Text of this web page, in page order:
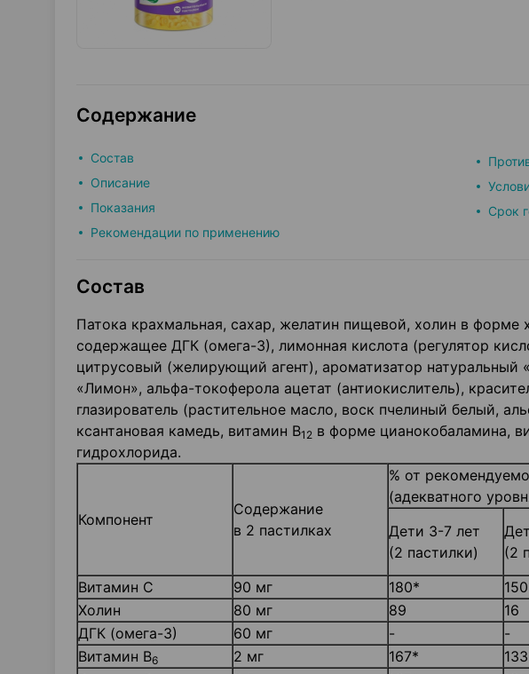
Содержание
Состав
Описание
Показания
Рекомендации по применению
Срок
Состав
Патока крахмальная, сахар, желатин пищевой, холин в форме
содержащее ДГК (омега-3), лимонная кислота (регулятор
цитрусовый (желирующий агент), ароматизатор натуральный
«Лимон», альфа-токоферола ацетат (антиокислитель),
глазирователь (растительное масло, воск пчелиный белый,
ксантановая камедь, витамин В12 в форме цианокобаламина,
гидрохлорида.
Компонент
Содержание
в 2 пастилках
% от
(адекватного
Дети 3-7 лет
(2 пастилки)
(2
Витамин С
90 мг 180*
Холин
80 мг 89 16
ДГК (омега-3)
60 мг - -
Витамин В6 2 мг 167*